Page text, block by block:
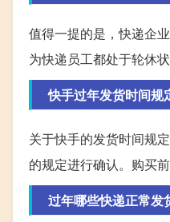
值得一提的是，快递企
为快递员工都处于轮休
快手过年发货时间规
关于快手的发货时间规
的规定进行确认。购买
过年哪些快递正常发